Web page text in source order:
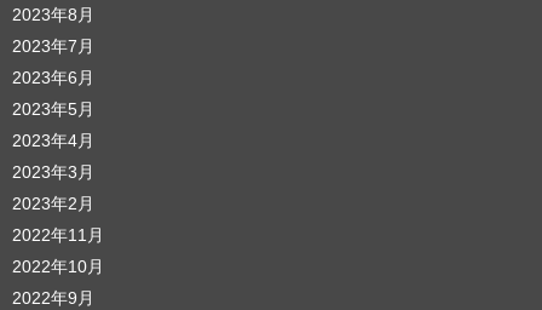
2023年8月
2023年7月
2023年6月
2023年5月
2023年4月
2023年3月
2023年2月
2022年11月
2022年10月
2022年9月